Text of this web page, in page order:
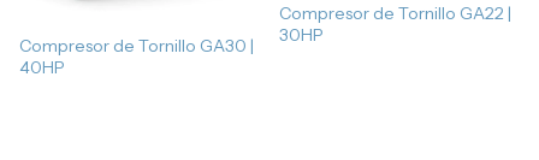
Compresor de Tornillo GA30 |
40HP
Compresor de Tornillo GA22 |
30HP